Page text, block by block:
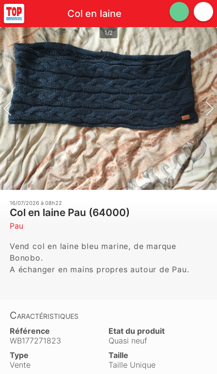
Col en laine
1/2
16/07/2026 à 08h22
Col en laine Pau (64000)
Pau
Vend col en laine bleu marine, de marque
Bonobo.
A échanger en mains propres autour de Pau.
Caractéristiques
Référence
WB177271823
Etat du produit
Quasi neuf
Type
Vente
Taille
Taille Unique